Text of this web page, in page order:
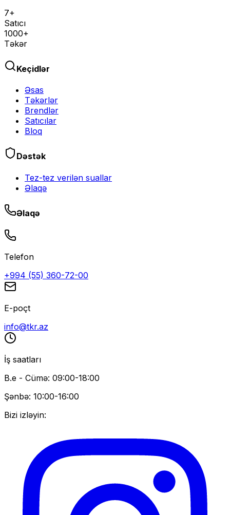
7+
Satıcı
1000+
Təkər
Keçidlər
Əsas
Təkərlər
Brendlər
Satıcılar
Bloq
Dəstək
Tez-tez verilən suallar
Əlaqə
Əlaqə
Telefon
+994 (55) 360-72-00
E-poçt
info@tkr.az
İş saatları
B.e - Cümə: 09:00-18:00
Şənbə: 10:00-16:00
Bizi izləyin: